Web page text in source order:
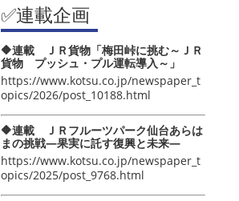
✅連載企画
🔶連載 ＪＲ貨物「梅田峠に挑む～ＪＲ
貨物 プッシュ・プル運転導入～」
https://www.kotsu.co.jp/newspaper_t
opics/2026/post_10188.html
🔶連載 ＪＲフルーツパーク仙台あらは
まの挑戦―果実に託す復興と未来―
https://www.kotsu.co.jp/newspaper_t
opics/2025/post_9768.html